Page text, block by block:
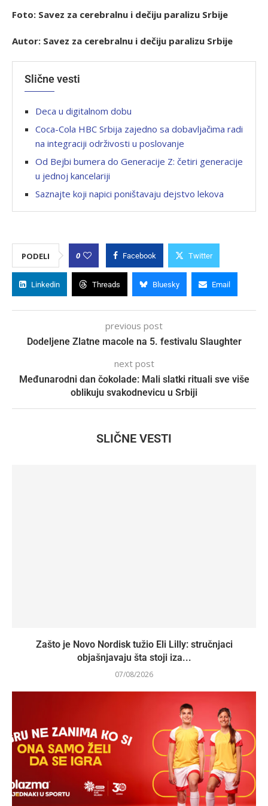
Foto: Savez za cerebralnu i dečiju paralizu Srbije
Autor: Savez za cerebralnu i dečiju paralizu Srbije
Slične vesti
Deca u digitalnom dobu
Coca-Cola HBC Srbija zajedno sa dobavljačima radi
na integraciji održivosti u poslovanje
Od Bejbi bumera do Generacije Z: četiri generacije
u jednoj kancelariji
Saznajte koji napici poništavaju dejstvo lekova
PODELI 0 Facebook Twitter
Linkedin Threads Bluesky Email
previous post
Dodeljene Zlatne macole na 5. festivalu Slaughter
next post
Međunarodni dan čokolade: Mali slatki rituali sve više
oblikuju svakodnevicu u Srbiji
SLIČNE VESTI
Zašto je Novo Nordisk tužio Eli Lilly: stručnjaci
objašnjavaju šta stoji iza...
07/08/2026